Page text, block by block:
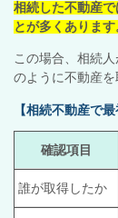
相続した不動産
とが多くあります
この場合、相続
のように不動産を
【相続不動産で
確認項目
誰が取得したか